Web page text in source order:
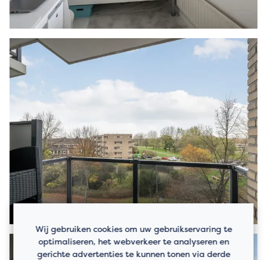
Wij gebruiken cookies om uw gebruikservaring te
optimaliseren, het webverkeer te analyseren en
gerichte advertenties te kunnen tonen via derde